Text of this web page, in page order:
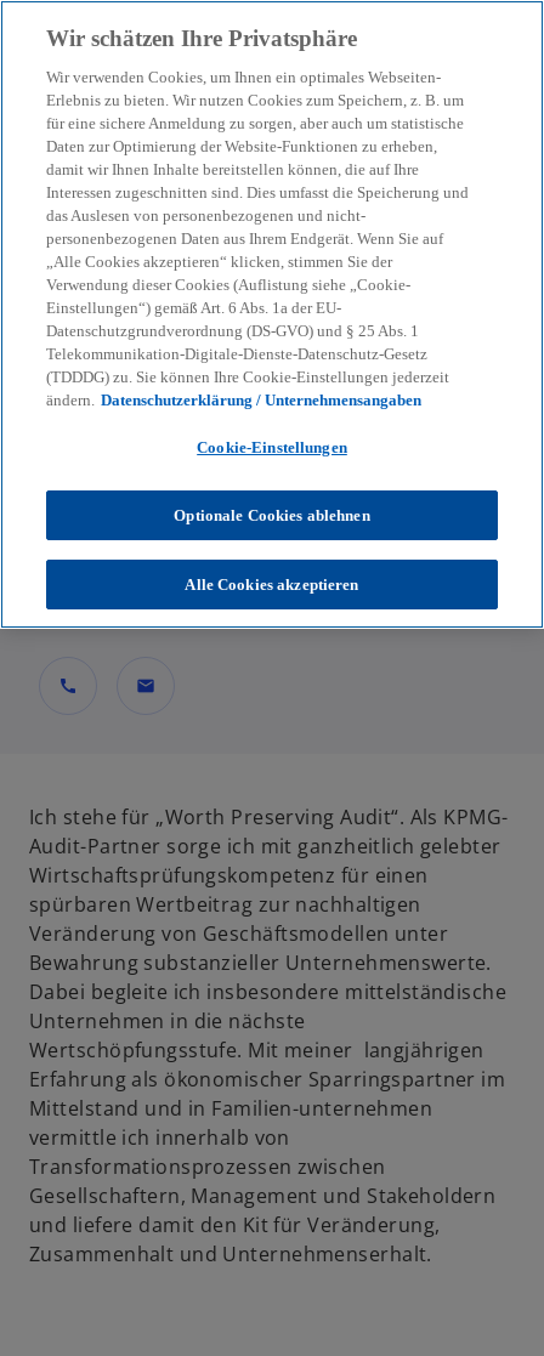
menu search
Rüdiger Herr
Partner, Audit
KPMG AG Wirtschaftsprüfungsgesellschaft
call mail
Ich stehe für „Worth Preserving Audit“. Als KPMG-
Audit-Partner sorge ich mit ganzheitlich gelebter
Wirtschaftsprüfungskompetenz für einen
spürbaren Wertbeitrag zur nachhaltigen
Veränderung von Geschäftsmodellen unter
Bewahrung substanzieller Unternehmenswerte.
Dabei begleite ich insbesondere mittelständische
Unternehmen in die nächste
Wertschöpfungsstufe. Mit meiner langjährigen
Erfahrung als ökonomischer Sparringspartner im
Mittelstand und in Familien-unternehmen
vermittle ich innerhalb von
Transformationsprozessen zwischen
Gesellschaftern, Management und Stakeholdern
und liefere damit den Kit für Veränderung,
Zusammenhalt und Unternehmenserhalt.
Wir schätzen Ihre Privatsphäre
Wir verwenden Cookies, um Ihnen ein optimales Webseiten-
Erlebnis zu bieten. Wir nutzen Cookies zum Speichern, z. B. um
für eine sichere Anmeldung zu sorgen, aber auch um statistische
Daten zur Optimierung der Website-Funktionen zu erheben,
damit wir Ihnen Inhalte bereitstellen können, die auf Ihre
Interessen zugeschnitten sind. Dies umfasst die Speicherung und
das Auslesen von personenbezogenen und nicht-
personenbezogenen Daten aus Ihrem Endgerät. Wenn Sie auf
„Alle Cookies akzeptieren“ klicken, stimmen Sie der
Verwendung dieser Cookies (Auflistung siehe „Cookie-
Einstellungen“) gemäß Art. 6 Abs. 1a der EU-
Datenschutzgrundverordnung (DS-GVO) und § 25 Abs. 1
Telekommunikation-Digitale-Dienste-Datenschutz-Gesetz
(TDDDG) zu. Sie können Ihre Cookie-Einstellungen jederzeit
ändern. Datenschutzerklärung / Unternehmensangaben
Cookie-Einstellungen
Optionale Cookies ablehnen
Alle Cookies akzeptieren